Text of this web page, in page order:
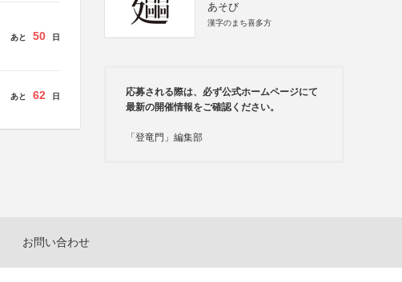
あと 50 日
あと 62 日
あそび
漢字のまち喜多方
応募される際は、必ず公式ホームページにて
最新の開催情報をご確認ください。
「登竜門」編集部
お問い合わせ